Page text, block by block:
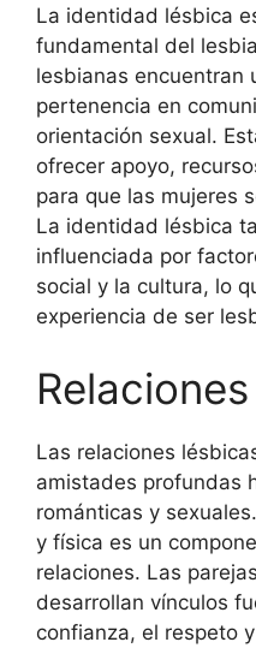
La identidad lésbica
fundamental del
lesbianas encuentran
pertenencia en
orientación sexual.
ofrecer apoyo,
para que las mujeres
La identidad lésbica
influenciada por
social y la cultura, lo
experiencia de ser
Las relaciones
amistades profundas
románticas y
y física es un
relaciones. Las
desarrollan vínculos
confianza, el respeto